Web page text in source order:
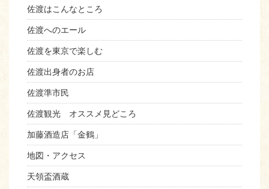
佐渡はこんなところ
佐渡へのエール
佐渡を東京で楽しむ
佐渡出身者のお店
佐渡準市民
佐渡観光 オススメ見どころ
加藤酒造店「金鶴」
地図・アクセス
天領盃酒蔵